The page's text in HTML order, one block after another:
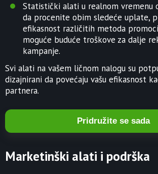
Statistički alati u realnom vremenu
da procenite obim sledeće uplate,
efikasnost različitih metoda
moguće buduće troškove za dalje
kampanje.
Svi alati na vašem ličnom nalogu su
dizajnirani da povećaju vašu efikasnost
partnera.
Pridružite se sada
Marketinški alati i podrška